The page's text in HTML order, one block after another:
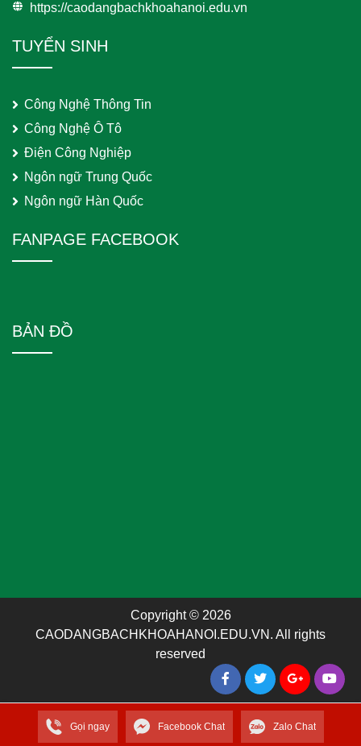
https://caodangbachkhoahanoi.edu.vn
TUYỂN SINH
Công Nghệ Thông Tin
Công Nghệ Ô Tô
Điện Công Nghiệp
Ngôn ngữ Trung Quốc
Ngôn ngữ Hàn Quốc
FANPAGE FACEBOOK
BẢN ĐỒ
Copyright © 2026
CAODANGBACHKHOAHANOI.EDU.VN. All rights
reserved
Gọi ngay Facebook Chat Zalo Chat